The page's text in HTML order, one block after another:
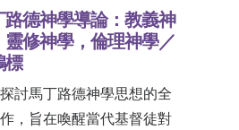
路德神學導論：教義神
靈修神學，倫理神學／
標
討馬丁路德神學思想的全
，旨在喚醒當代基督徒對